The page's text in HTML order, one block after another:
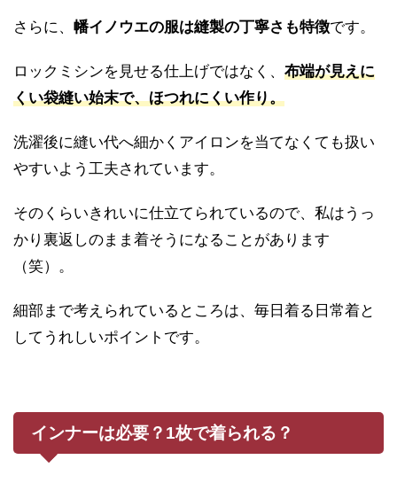
さらに、 幡イノウエの服は縫製の丁寧さも特徴です。
ロックミシンを見せる仕上げではなく、 布端が見えに
くい袋縫い始末で、ほつれにくい作り。
洗濯後に縫い代へ細かくアイロンを当てなくても扱い
やすいよう工夫されています。
そのくらいきれいに仕立てられているので、私はうっ
かり裏返しのまま着そうになることがあります
（笑）。
細部まで考えられているところは、毎日着る日常着と
してうれしいポイントです。
インナーは必要？1枚で着られる？